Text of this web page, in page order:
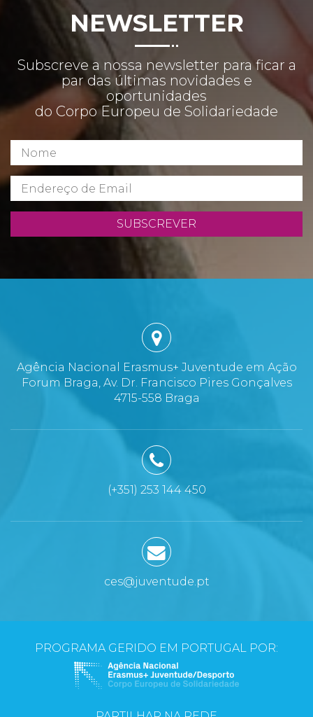
NEWSLETTER
Subscreve a nossa newsletter para ficar a
par das últimas novidades e
oportunidades
do Corpo Europeu de Solidariedade
SUBSCREVER
Agência Nacional Erasmus+ Juventude em Ação
Forum Braga, Av. Dr. Francisco Pires Gonçalves
4715-558 Braga
(+351) 253 144 450
ces@juventude.pt
PROGRAMA GERIDO EM PORTUGAL POR: